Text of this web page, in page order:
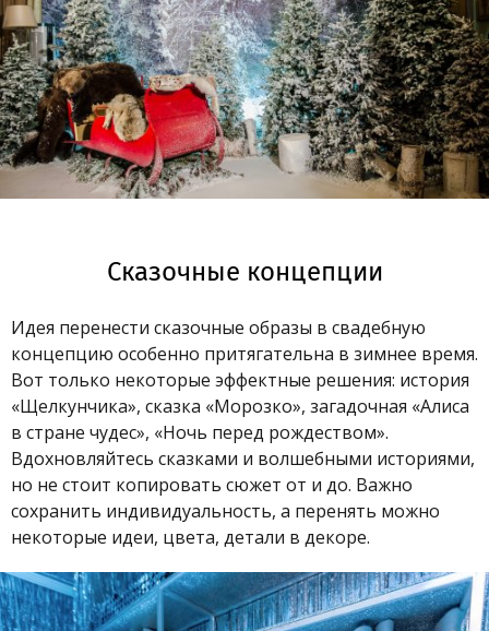
Сказочные концепции
Идея перенести сказочные образы в свадебную
концепцию особенно притягательна в зимнее время.
Вот только некоторые эффектные решения: история
«Щелкунчика», сказка «Морозко», загадочная «Алиса
в стране чудес», «Ночь перед рождеством».
Вдохновляйтесь сказками и волшебными историями,
но не стоит копировать сюжет от и до. Важно
сохранить индивидуальность, а перенять можно
некоторые идеи, цвета, детали в декоре.